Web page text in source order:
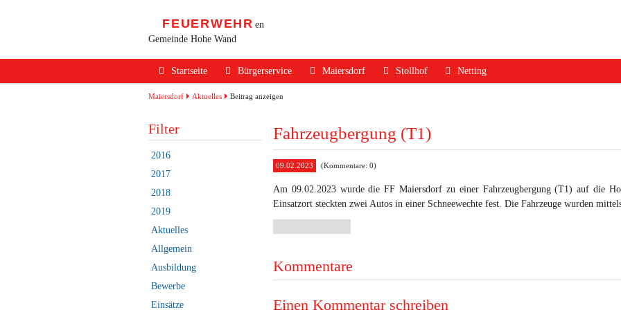
FEUERWEHR en
Gemeinde Hohe Wand
überspringen
Startseite Bürgerservice
Alarmierung / Notruf
Sicherheits Tipps
Verkehrsunfälle
Erste Hilfe
Beitritt zur FF
Maiersdorf
Jugend
Ausrüstung
Termine
Geschichte
Stollhof
Jugend
Termine
Netting
Geschichte
Maiersdorf Aktuelles Beitrag anzeigen
Fahrzeugbergung (T1)
09.02.2023 (Kommentare: 0)
Am 09.02.2023 wurde die FF Maiersdorf zu einer Fahrzeugbergung (T1) auf die
Einsatzort steckten zwei Autos in einer Schneewechte fest. Die Fahrzeuge wurden
Kommentare
Einen Kommentar schreiben
Filter
2016
2017
2018
2019
Aktuelles
Allgemein
Ausbildung
Bewerbe
Einsätze